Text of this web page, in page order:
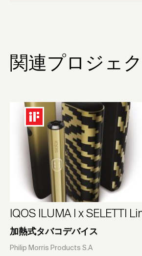
関連プロジェ
IQOS ILUMA I x SELETTI
加熱式タバコデバイス
Philip Morris Products S.A